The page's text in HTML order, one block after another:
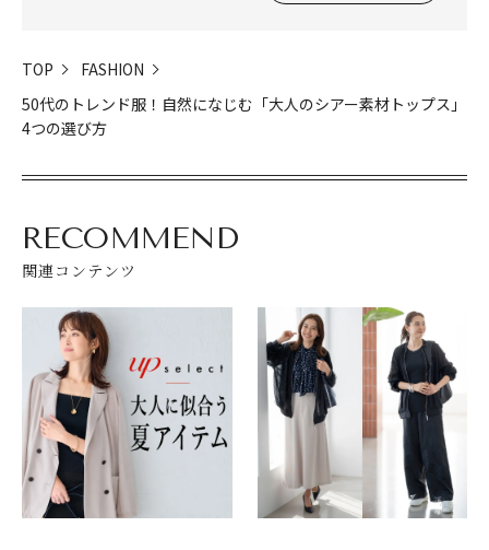
TOP
FASHION
50代のトレンド服！自然になじむ「大人のシアー素材トップス」
4つの選び方
RECOMMEND
関連コンテンツ